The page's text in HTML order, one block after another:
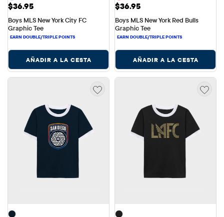
Precio: $36.95
$36.95
Boys MLS New York City FC
Graphic Tee
AÑADIR A LA CESTA
Precio: $36.95
$36.95
Boys MLS New York Red Bulls
Graphic Tee
AÑADIR A LA CESTA